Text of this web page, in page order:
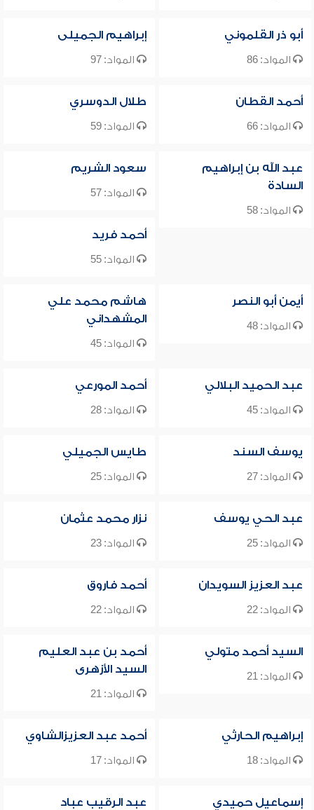
أبو ذر القلموني
المواد: 86
إبراهيم الجميلى
المواد: 97
أحمد القطان
المواد: 66
طلال الدوسري
المواد: 59
عبد الله بن إبراهيم
السادة
المواد: 58
سعود الشريم
المواد: 57
أحمد فريد
المواد: 55
أيمن أبو النصر
المواد: 48
هاشم محمد علي
المشهداني
المواد: 45
عبد الحميد البلالي
المواد: 45
أحمد المورعي
المواد: 28
يوسف السند
المواد: 27
طايس الجميلي
المواد: 25
عبد الحي يوسف
المواد: 25
نزار محمد عثمان
المواد: 23
عبد العزيز السويدان
المواد: 22
أحمد فاروق
المواد: 22
السيد أحمد متولي
المواد: 21
أحمد بن عبد العليم
السيد الأزهرى
المواد: 21
إبراهيم الحارثي
المواد: 18
أحمد عبد العزيزالشاوي
المواد: 17
إسماعيل حميدي عبد الرقيب عباد